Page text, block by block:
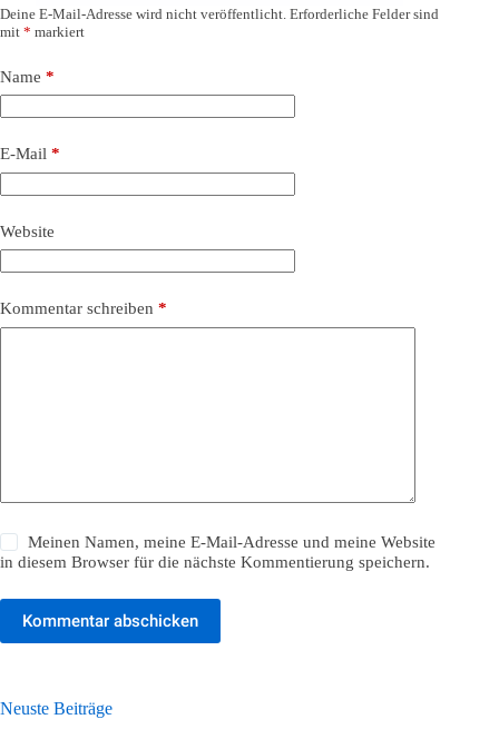
Deine E-Mail-Adresse wird nicht veröffentlicht. Erforderliche Felder sind
mit * markiert
Name *
E-Mail *
Website
Kommentar schreiben *
Meinen Namen, meine E-Mail-Adresse und meine Website
in diesem Browser für die nächste Kommentierung speichern.
Kommentar abschicken
Neuste Beiträge